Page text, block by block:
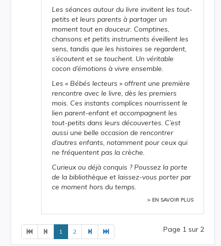
Les séances autour du livre invitent les tout-
petits et leurs parents à partager un
moment tout en douceur. Comptines,
chansons et petits instruments éveillent les
sens, tandis que les histoires se regardent,
s’écoutent et se touchent. Un véritable
cocon d’émotions à vivre ensemble.
Les « Bébés lecteurs » offrent une première
rencontre avec le livre, dès les premiers
mois. Ces instants complices nourrissent le
lien parent-enfant et accompagnent les
tout-petits dans leurs découvertes. C’est
aussi une belle occasion de rencontrer
d’autres enfants, notamment pour ceux qui
ne fréquentent pas la crèche.
Curieux ou déjà conquis ? Poussez la porte
de la bibliothèque et laissez-vous porter par
ce moment hors du temps.
> EN SAVOIR PLUS
Page 1 sur 2
1 2